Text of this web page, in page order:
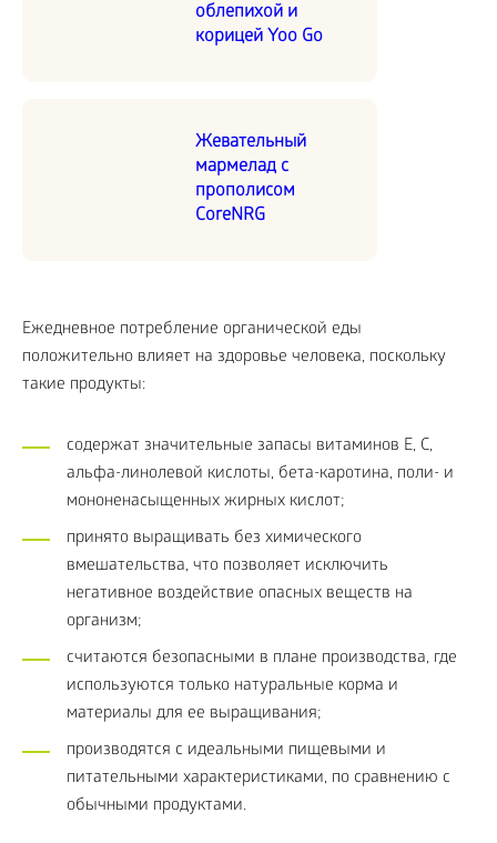
облепихой и
корицей Yoo Go
Жевательный
мармелад с
прополисом
CoreNRG
Ежедневное потребление органической еды
положительно влияет на здоровье человека, поскольку
такие продукты:
содержат значительные запасы витаминов Е, С,
альфа-линолевой кислоты, бета-каротина, поли- и
мононенасыщенных жирных кислот;
принято выращивать без химического
вмешательства, что позволяет исключить
негативное воздействие опасных веществ на
организм;
считаются безопасными в плане производства, где
используются только натуральные корма и
материалы для ее выращивания;
производятся с идеальными пищевыми и
питательными характеристиками, по сравнению с
обычными продуктами.